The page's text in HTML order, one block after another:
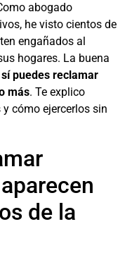
abogado
he visto cientos de
engañados al
hogares. La buena
sí puedes reclamar
más. Te explico
cómo ejercerlos sin
de la